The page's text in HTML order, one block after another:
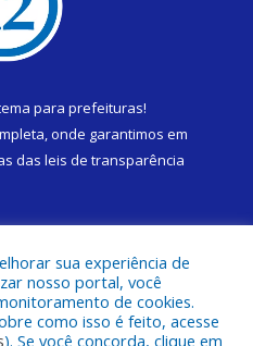
para prefeituras!
onde garantimos em
das leis de transparência
sua experiência de
nosso portal, você
de cookies.
como isso é feito, acesse
). Se você concorda, clique em